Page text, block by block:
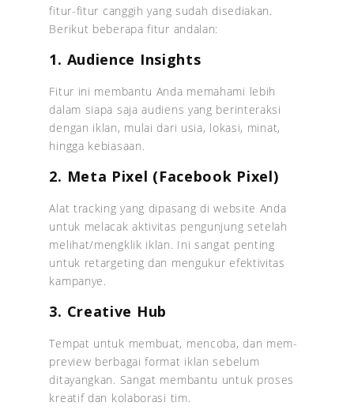
fitur-fitur canggih yang sudah disediakan.
Berikut beberapa fitur andalan:
1. Audience Insights
Fitur ini membantu Anda memahami lebih
dalam siapa saja audiens yang berinteraksi
dengan iklan, mulai dari usia, lokasi, minat,
hingga kebiasaan.
2. Meta Pixel (Facebook Pixel)
Alat tracking yang dipasang di website Anda
untuk melacak aktivitas pengunjung setelah
melihat/mengklik iklan. Ini sangat penting
untuk retargeting dan mengukur efektivitas
kampanye.
3. Creative Hub
Tempat untuk membuat, mencoba, dan mem-
preview berbagai format iklan sebelum
ditayangkan. Sangat membantu untuk proses
kreatif dan kolaborasi tim.